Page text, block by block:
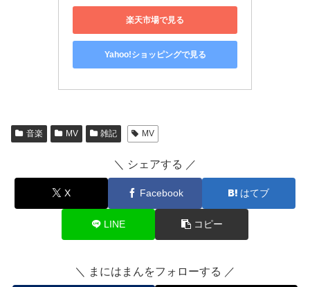
楽天市場で見る
Yahoo!ショッピングで見る
音楽 MV 雑記 MV
＼ シェアする ／
X Facebook はてブ
LINE コピー
＼ まにはまんをフォローする ／